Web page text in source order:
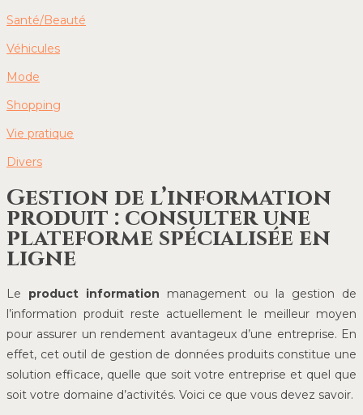
Santé/Beauté
Véhicules
Mode
Shopping
Vie pratique
Divers
Gestion de l’information
produit : consulter une
plateforme spécialisée en
ligne
Le product information management ou la gestion de
l’information produit reste actuellement le meilleur moyen
pour assurer un rendement avantageux d’une entreprise. En
effet, cet outil de gestion de données produits constitue une
solution efficace, quelle que soit votre entreprise et quel que
soit votre domaine d’activités. Voici ce que vous devez savoir.